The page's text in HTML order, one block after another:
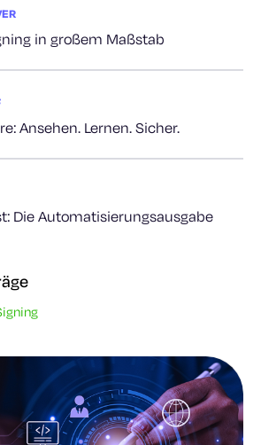
in großem Maßstab
Ansehen. Lernen. Sicher.
Die Automatisierungsausgabe